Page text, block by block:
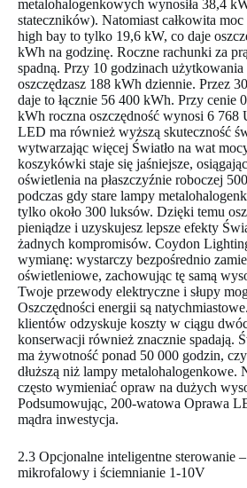
metalohalogenkowych wynosiła 38,4
stateczników). Natomiast całkowita
high bay to tylko 19,6 kW, co daje
kWh na godzinę. Roczne rachunki za
spadną. Przy 10 godzinach użytkowania
oszczędzasz 188 kWh dziennie. Przez
daje to łącznie 56 400 kWh. Przy cenie
kWh roczna oszczędność wynosi 6 768
LED ma również wyższą skuteczność
wytwarzając więcej Światło na wat
koszykówki staje się jaśniejsze,
oświetlenia na płaszczyźnie roboczej
podczas gdy stare lampy
tylko około 300 luksów. Dzięki temu
pieniądze i uzyskujesz lepsze efekty
żadnych kompromisów. Coydon
wymianę: wystarczy bezpośrednio
oświetleniowe, zachowując tę samą
Twoje przewody elektryczne i słupy
Oszczędności energii są
klientów odzyskuje koszty w ciągu
konserwacji również znacznie spadają.
ma żywotność ponad 50 000 godzin,
dłuższą niż lampy metalohalogenkowe.
często wymieniać opraw na dużych
Podsumowując, 200-watowa Oprawa
mądra inwestycja.
2.3 Opcjonalne inteligentne sterowanie
mikrofalowy i ściemnianie 1-10V